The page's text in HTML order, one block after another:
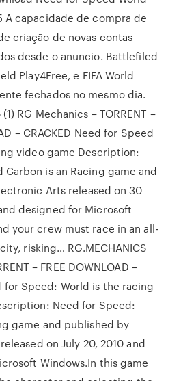
A capacidade de compra de
criação de novas contas
desde o anuncio. Battlefiled
Play4Free, e FIFA World
fechados no mesmo dia.
RG Mechanics – TORRENT –
– CRACKED Need for Speed
video game Description:
Carbon is an Racing game and
Arts released on 30
designed for Microsoft
your crew must race in an all-
risking… RG.MECHANICS
– FREE DOWNLOAD –
for Speed: World is the racing
Need for Speed:
game and published by
on July 20, 2010 and
Windows.In this game